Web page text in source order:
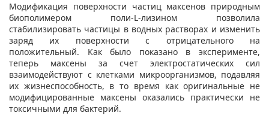
Модификация поверхности частиц максенов природным
биополимером поли-L-лизином позволила
стабилизировать частицы в водных растворах и изменить
заряд их поверхности с отрицательного на
положительный. Как было показано в эксперименте,
теперь максены за счет электростатических сил
взаимодействуют с клетками микроорганизмов, подавляя
их жизнеспособность, в то время как оригинальные не
модифицированные максены оказались практически не
токсичными для бактерий.